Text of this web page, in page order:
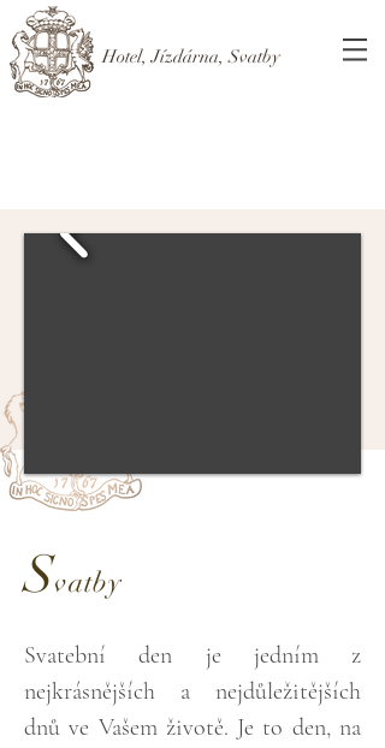
Hotel, Jízdárna, Svatby
Svatby
Svatební den je jedním z
nejkrásnějších a nejdůležitějších
dnů ve Vašem životě. Je to den, na